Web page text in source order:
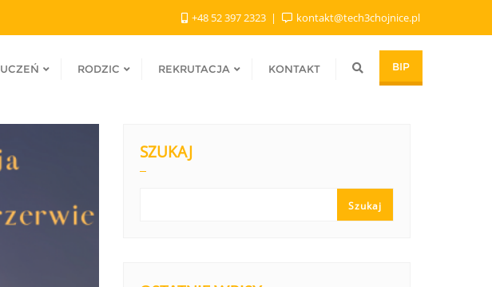
+48 52 397 2323 kontakt@tech3chojnice.pl
UCZEŃ RODZIC REKRUTACJA KONTAKT BIP
SZUKAJ
Szukaj